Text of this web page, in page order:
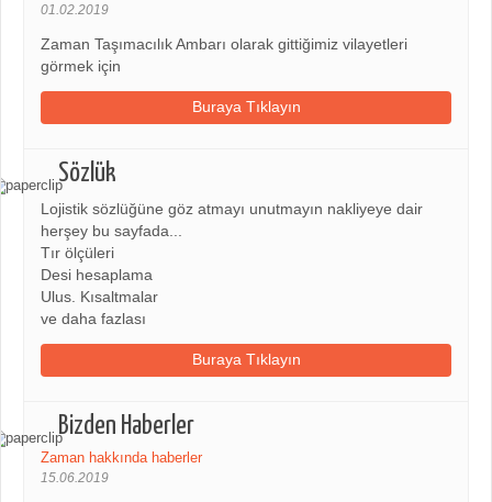
01.02.2019
Zaman Taşımacılık Ambarı olarak gittiğimiz vilayetleri
görmek için
Buraya Tıklayın
Sözlük
Lojistik sözlüğüne göz atmayı unutmayın nakliyeye dair
herşey bu sayfada...
Tır ölçüleri
Desi hesaplama
Ulus. Kısaltmalar
ve daha fazlası
Buraya Tıklayın
Bizden Haberler
Zaman hakkında haberler
15.06.2019